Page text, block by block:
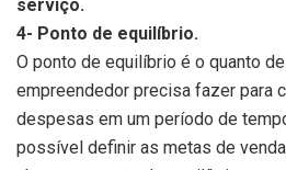
serviço.
4- Ponto de equilíbrio.
O ponto de equilíbrio é o quanto
empreendedor precisa fazer para
despesas em um período de
possível definir as metas de